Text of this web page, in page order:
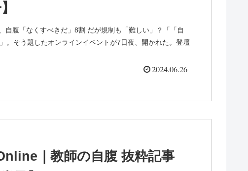
腹「なくすべきだ」8割 だが規制も「難しい」？「「自
。そう題したオンラインイベントが7日夜、開かれた。登壇
2024.06.26
｜教師の自腹 抜粋記事